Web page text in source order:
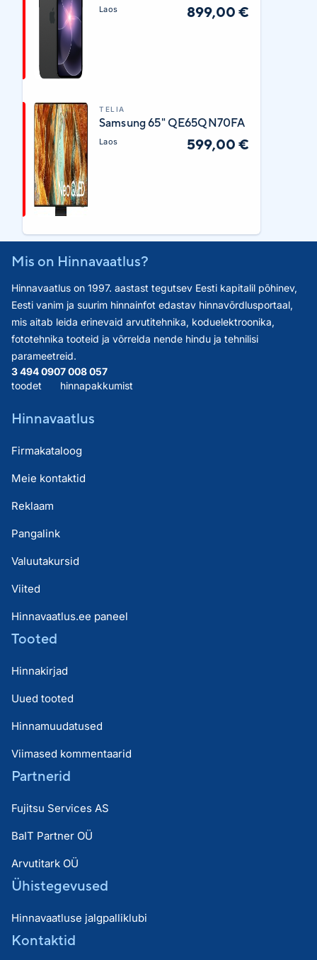
Laos 899,00 €
TELIA
Samsung 65" QE65QN70FA
Laos 599,00 €
Mis on Hinnavaatlus?
Hinnavaatlus on 1997. aastast tegutsev Eesti kapitalil põhinev,
Eesti vanim ja suurim hinnainfot edastav hinnavõrdlusportaal,
mis aitab leida erinevaid arvutitehnika, koduelektroonika,
fototehnika tooteid ja võrrelda nende hindu ja tehnilisi
parameetreid.
3 494 090
toodet
7 008 057
hinnapakkumist
Hinnavaatlus
Firmakataloog
Meie kontaktid
Reklaam
Pangalink
Valuutakursid
Viited
Hinnavaatlus.ee paneel
Tooted
Hinnakirjad
Uued tooted
Hinnamuudatused
Viimased kommentaarid
Partnerid
Fujitsu Services AS
BaIT Partner OÜ
Arvutitark OÜ
Ühistegevused
Hinnavaatluse jalgpalliklubi
Kontaktid